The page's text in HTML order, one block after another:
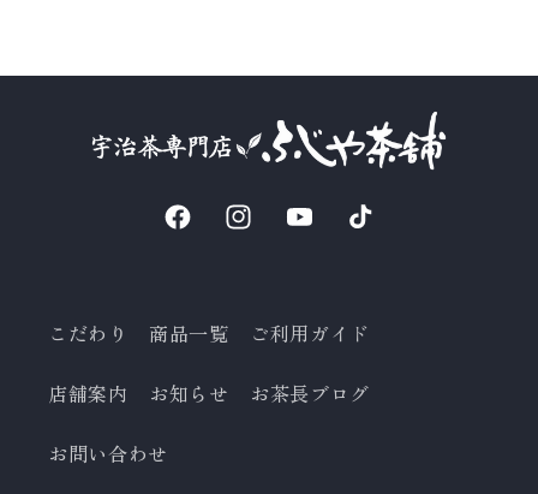
FacebookInstagramYouTubeTikTok
こだわり 商品一覧 ご利用ガイド
店舗案内 お知らせ お茶長ブログ
お問い合わせ